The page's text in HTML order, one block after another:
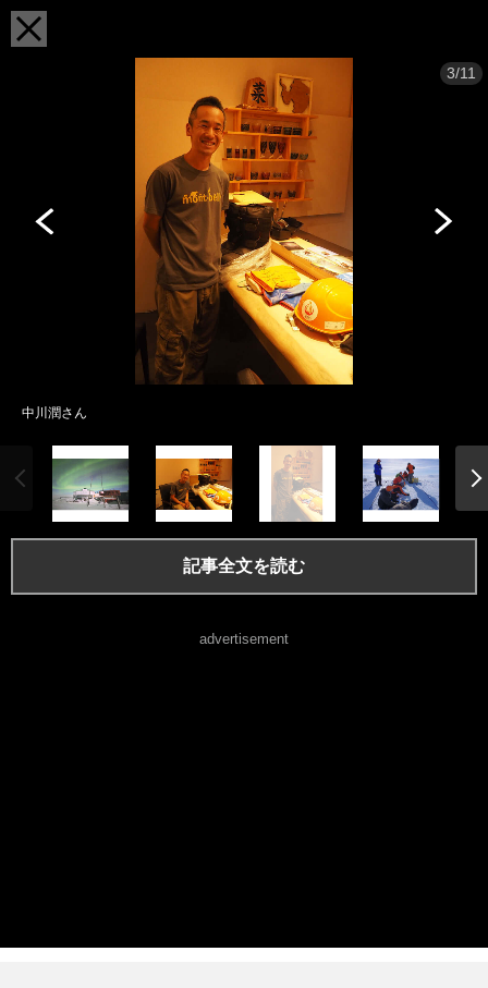
3/11
中川潤さん
記事全文を読む
advertisement